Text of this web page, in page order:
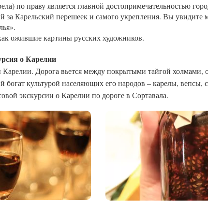
по праву является главной достопримечательностью
Карельский перешеек и самого укрепления. Вы увидите
ожившие картины русских художников.
о Карелии
Дорога вьется между покрытыми тайгой холмами,
богат культурой населяющих его народов – карелы,
экскурсии о Карелии по дороге в Сортавала.